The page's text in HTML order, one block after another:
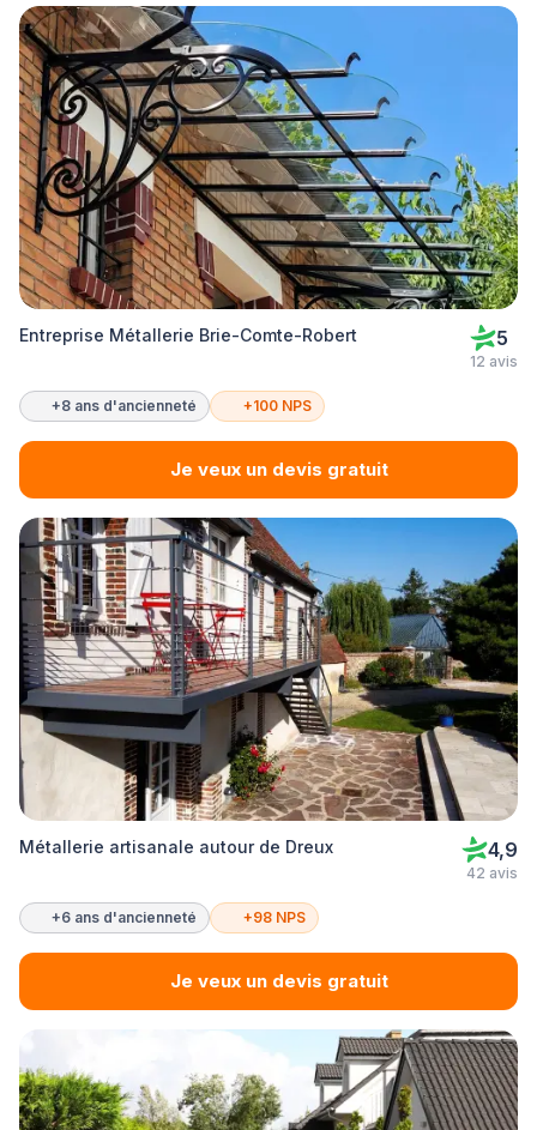
Entreprise Métallerie Brie-Comte-Robert 5
12 avis
+8 ans d'ancienneté +100 NPS
Je veux un devis gratuit
Métallerie artisanale autour de Dreux 4,9
42 avis
+6 ans d'ancienneté +98 NPS
Je veux un devis gratuit